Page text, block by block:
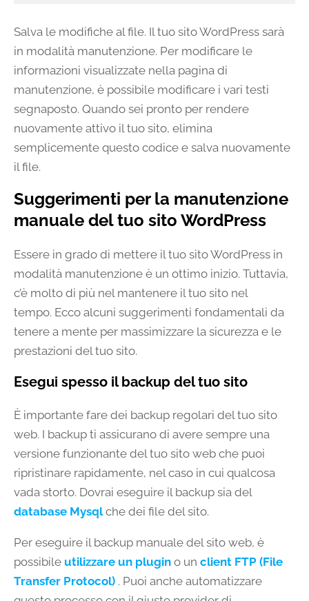
Salva le modifiche al file. Il tuo sito WordPress sarà
in modalità manutenzione. Per modificare le
informazioni visualizzate nella pagina di
manutenzione, è possibile modificare i vari testi
segnaposto. Quando sei pronto per rendere
nuovamente attivo il tuo sito, elimina
semplicemente questo codice e salva nuovamente
il file.
Suggerimenti per la manutenzione
manuale del tuo sito WordPress
Essere in grado di mettere il tuo sito WordPress in
modalità manutenzione è un ottimo inizio. Tuttavia,
c’è molto di più nel mantenere il tuo sito nel
tempo. Ecco alcuni suggerimenti fondamentali da
tenere a mente per massimizzare la sicurezza e le
prestazioni del tuo sito.
Esegui spesso il backup del tuo sito
È importante fare dei backup regolari del tuo sito
web. I backup ti assicurano di avere sempre una
versione funzionante del tuo sito web che puoi
ripristinare rapidamente, nel caso in cui qualcosa
vada storto. Dovrai eseguire il backup sia del
database Mysqlche dei file del sito.
Per eseguire il backup manuale del sito web, è
possibile utilizzare un plugin o un client FTP (File
Transfer Protocol) . Puoi anche automatizzare